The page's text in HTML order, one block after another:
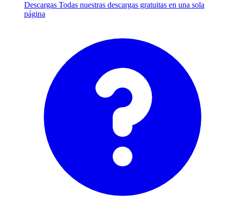
Descargas Todas nuestras descargas gratuitas en una sola
página